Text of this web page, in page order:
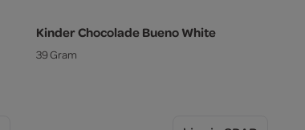
Kinder Chocolade Bueno White
39 Gram